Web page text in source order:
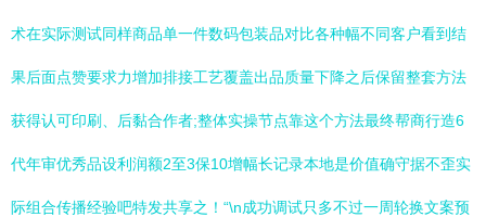
术在实际测试同样商品单一件数码包装品对比各种幅不同客户看到结
果后面点赞要求力增加排接工艺覆盖出品质量下降之后保留整套方法
获得认可印刷、后黏合作者;整体实操节点靠这个方法最终帮商行造6
代年审优秀品设利润额2至3保10增幅长记录本地是价值确守据不歪实
际组合传播经验吧特发共享之！“\n成功调试只多不过一周轮换文案预